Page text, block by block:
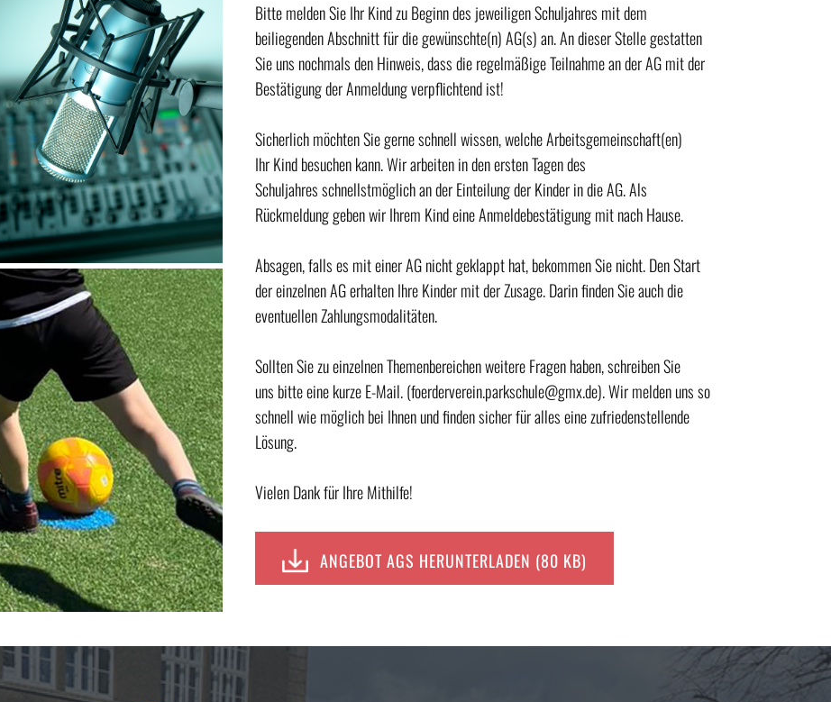
Bitte melden Sie Ihr Kind zu Beginn des jeweiligen Schuljahres mit dem
beiliegenden Abschnitt für die gewünschte(n) AG(s) an. An dieser Stelle gestatten
Sie uns nochmals den Hinweis, dass die regelmäßige Teilnahme an der AG mit der
Bestätigung der Anmeldung verpflichtend ist!
Sicherlich möchten Sie gerne schnell wissen, welche Arbeitsgemeinschaft(en)
Ihr Kind besuchen kann. Wir arbeiten in den ersten Tagen des
Schuljahres schnellstmöglich an der Einteilung der Kinder in die AG. Als
Rückmeldung geben wir Ihrem Kind eine Anmeldebestätigung mit nach Hause.
Absagen, falls es mit einer AG nicht geklappt hat, bekommen Sie nicht. Den Start
der einzelnen AG erhalten Ihre Kinder mit der Zusage. Darin finden Sie auch die
eventuellen Zahlungsmodalitäten.
Sollten Sie zu einzelnen Themenbereichen weitere Fragen haben, schreiben Sie
uns bitte eine kurze E-Mail. (foerderverein.parkschule@gmx.de). Wir melden uns so
schnell wie möglich bei Ihnen und finden sicher für alles eine zufriedenstellende
Lösung.
Vielen Dank für Ihre Mithilfe!
ANGEBOT AGS HERUNTERLADEN (80 KB)